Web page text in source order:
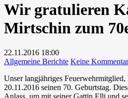
Wir gratulieren
Mirtschin zum
22.11.2016 18:00
Allgemeine Berichte Keine
Unser langjähriges Feuerwehrmitglied,
20.11.2016 seinen 70. Geburtstag.
Anlass, um mit seiner Gattin Elli und